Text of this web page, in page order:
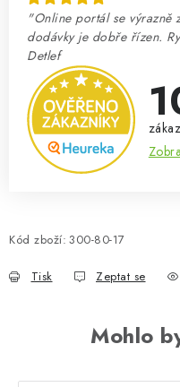
"Online portál se výrazně
dodávky je dobře řízen.
Detlef
Kód zboží: 300-80-17
Tisk Zeptat se
Mohlo